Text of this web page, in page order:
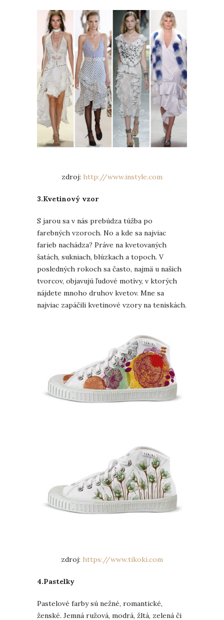
zdroj: http://www.instyle.com
3.Kvetinový vzor
S jarou sa v nás prebúdza túžba po
farebných vzoroch. No a kde sa najviac
farieb nachádza? Práve na kvetovaných
šatách, sukniach, blúzkach a topoch. V
posledných rokoch sa často, najmä u našich
tvorcov, objavujú ľudové motívy, v ktorých
nájdete mnoho druhov kvetov. Mne sa
najviac zapáčili kvetinové vzory na teniskách.
zdroj: https://www.tikoki.com
4.Pastelky
Pastelové farby sú nežné, romantické,
ženské. Jemná ružová, modrá, žltá, zelená či